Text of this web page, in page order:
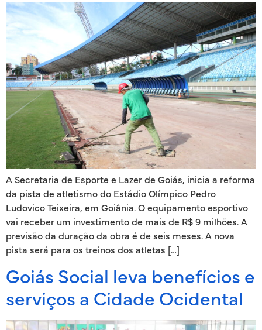
A Secretaria de Esporte e Lazer de Goiás, inicia a reforma
da pista de atletismo do Estádio Olímpico Pedro
Ludovico Teixeira, em Goiânia. O equipamento esportivo
vai receber um investimento de mais de R$ 9 milhões. A
previsão da duração da obra é de seis meses. A nova
pista será para os treinos dos atletas […]
Goiás Social leva benefícios e
serviços a Cidade Ocidental